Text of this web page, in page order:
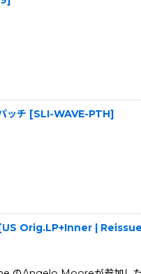
ッチ [SLI-WAVE-PTH]
Orig.LP+Inner |